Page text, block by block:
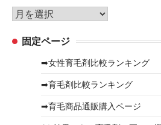
リ
ー
ア
カ 固定ページ
➡女性育毛剤比較ランキング
➡育毛剤比較ランキング
➡育毛商品通販購入ページ